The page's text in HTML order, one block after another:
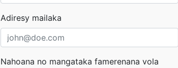
Adiresy mailaka
Nahoana no mangataka famerenana vola